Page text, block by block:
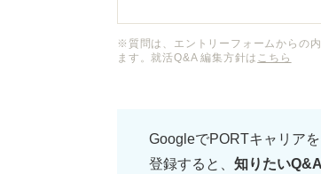
の営業経験が他の職種で
※質問は、エントリーフォームからの
ます。就活Q&A 編集方針は こちら
GoogleでPORTキャリア
登録すると、 知りたい